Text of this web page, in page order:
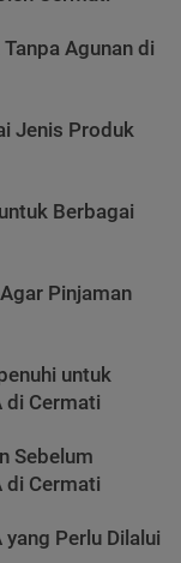
Agunan di
Jenis Produk
Berbagai
Pinjaman
untuk
di Cermati
Sebelum
di Cermati
Perlu Dilalui